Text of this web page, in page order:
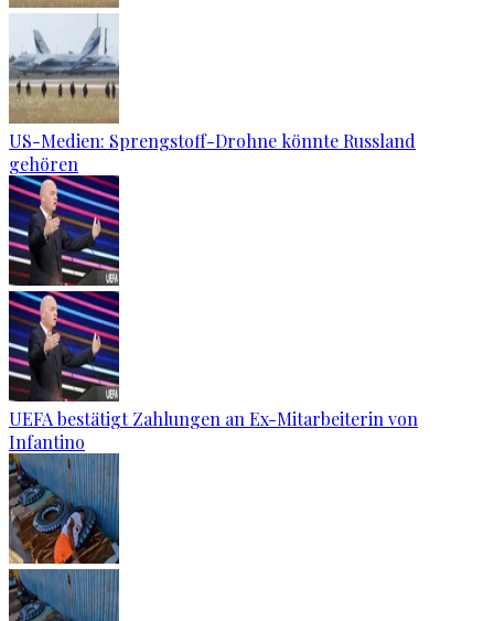
US-Medien: Sprengstoff-Drohne könnte Russland
gehören
UEFA bestätigt Zahlungen an Ex-Mitarbeiterin von
Infantino